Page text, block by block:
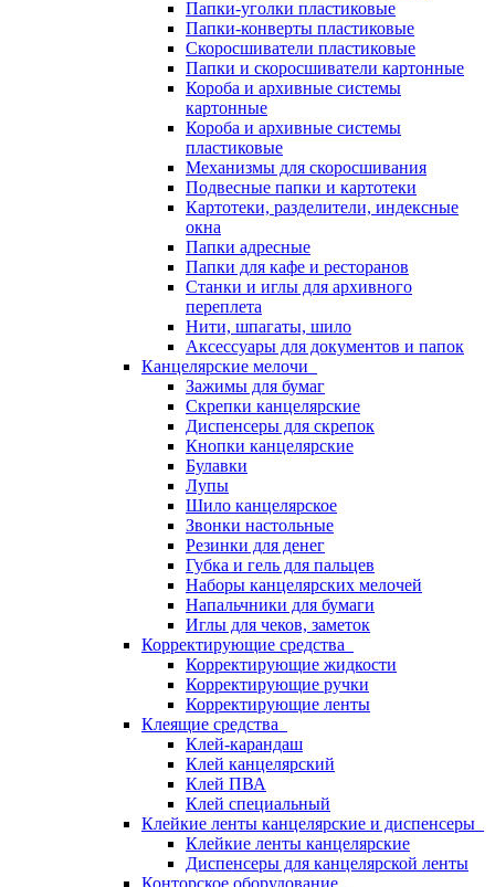
Папки-уголки пластиковые
Папки-конверты пластиковые
Скоросшиватели пластиковые
Папки и скоросшиватели картонные
Короба и архивные системы
картонные
Короба и архивные системы
пластиковые
Механизмы для скоросшивания
Подвесные папки и картотеки
Картотеки, разделители, индексные
окна
Папки адресные
Папки для кафе и ресторанов
Станки и иглы для архивного
переплета
Нити, шпагаты, шило
Аксессуары для документов и папок
Канцелярские мелочи
Зажимы для бумаг
Скрепки канцелярские
Диспенсеры для скрепок
Кнопки канцелярские
Булавки
Лупы
Шило канцелярское
Звонки настольные
Резинки для денег
Губка и гель для пальцев
Наборы канцелярских мелочей
Напальчники для бумаги
Иглы для чеков, заметок
Корректирующие средства
Корректирующие жидкости
Корректирующие ручки
Корректирующие ленты
Клеящие средства
Клей-карандаш
Клей канцелярский
Клей ПВА
Клей специальный
Клейкие ленты канцелярские и диспенсеры
Клейкие ленты канцелярские
Диспенсеры для канцелярской ленты
Конторское оборудование